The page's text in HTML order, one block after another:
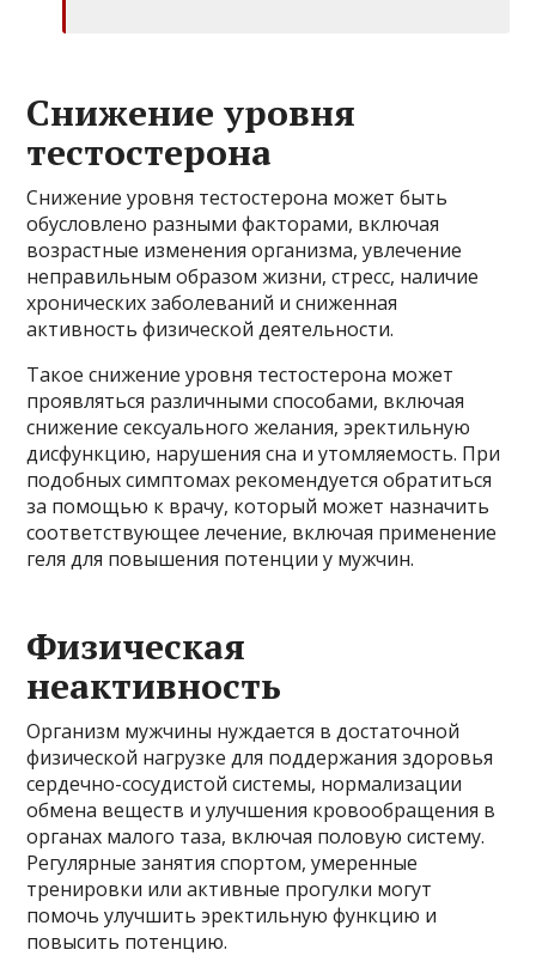
Снижение уровня
тестостерона
Снижение уровня тестостерона может быть
обусловлено разными факторами, включая
возрастные изменения организма, увлечение
неправильным образом жизни, стресс, наличие
хронических заболеваний и сниженная
активность физической деятельности.
Такое снижение уровня тестостерона может
проявляться различными способами, включая
снижение сексуального желания, эректильную
дисфункцию, нарушения сна и утомляемость. При
подобных симптомах рекомендуется обратиться
за помощью к врачу, который может назначить
соответствующее лечение, включая применение
геля для повышения потенции у мужчин.
Физическая
неактивность
Организм мужчины нуждается в достаточной
физической нагрузке для поддержания здоровья
сердечно-сосудистой системы, нормализации
обмена веществ и улучшения кровообращения в
органах малого таза, включая половую систему.
Регулярные занятия спортом, умеренные
тренировки или активные прогулки могут
помочь улучшить эректильную функцию и
повысить потенцию.